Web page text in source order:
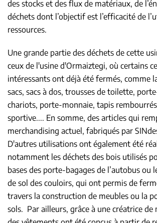
des stocks et des flux de matériaux, de
déchets dont l’objectif est l’efficacité de
ressources.
Une grande partie des déchets de cette
ceux de l'usine d'Ormaiztegi, où certains
intéressants ont déjà été fermés, comme
sacs, sacs à dos, trousses de toilette,
chariots, porte-monnaie, tapis
sportive.... En somme, des articles qui
merchandising actuel, fabriqués par
D'autres utilisations ont également été
notamment les déchets des bois utilisés
bases des porte-bagages de l’autobus ou
de sol des couloirs, qui ont permis de
travers la construction de meubles ou la
sols. Par ailleurs, grâce à une créatrice de